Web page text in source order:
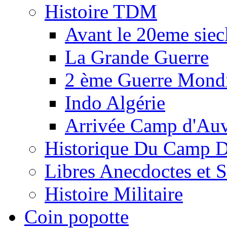
Histoire TDM
Avant le 20eme
La Grande Guerre
2 ème Guerre
Indo Algérie
Arrivée Camp
Historique Du Camp
Libres Anecdoctes et
Histoire Militaire
Coin popotte